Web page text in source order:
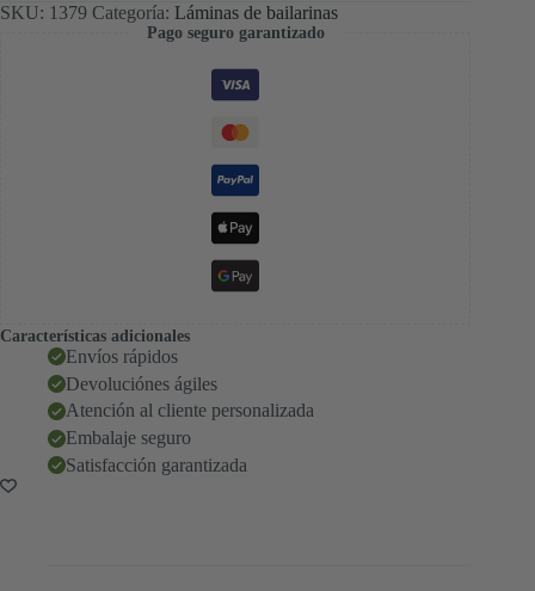
SKU: 1379 Categoría: Láminas de bailarinas
Pago seguro garantizado
Características adicionales
Envíos rápidos
Devoluciónes ágiles
Atención al cliente personalizada
Embalaje seguro
Satisfacción garantizada